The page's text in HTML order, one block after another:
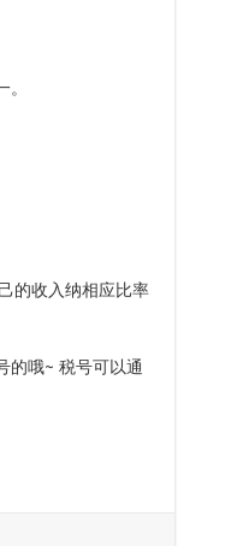
的收入纳相应比率
的哦~ 税号可以通